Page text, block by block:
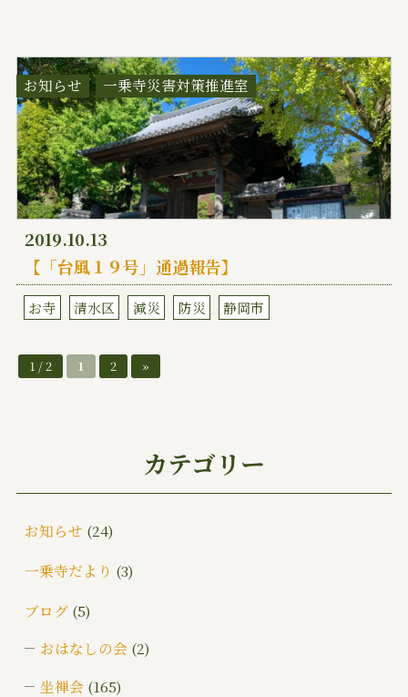
お知らせ 一乗寺災害対策推進室
2019.10.13
【「台風１９号」通過報告】
お寺 清水区 減災 防災 静岡市
1 / 2 1 2 »
カテゴリー
お知らせ (24)
一乗寺だより (3)
ブログ(5)
おはなしの会 (2)
坐禅会 (165)